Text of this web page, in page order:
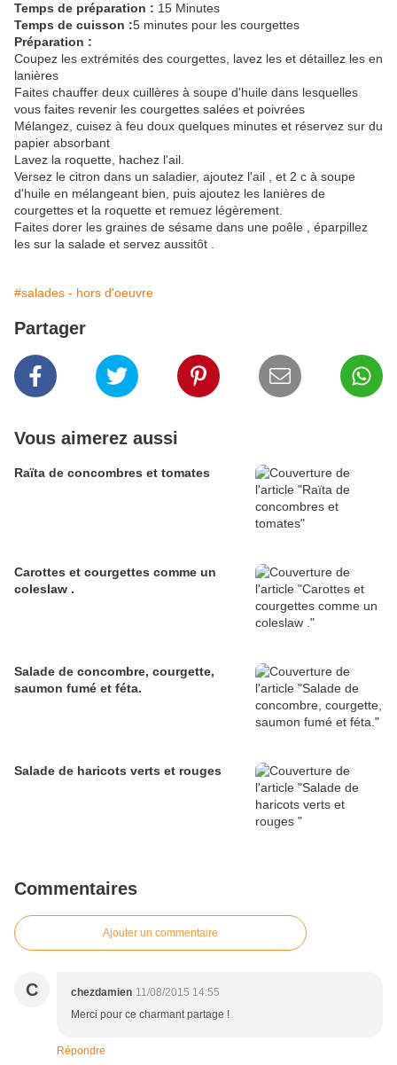
Temps de préparation : 15 Minutes
Temps de cuisson :5 minutes pour les courgettes
Préparation :
Coupez les extrémités des courgettes, lavez les et détaillez les en
lanières
Faites chauffer deux cuillères à soupe d'huile dans lesquelles
vous faites revenir les courgettes salées et poivrées
Mélangez, cuisez à feu doux quelques minutes et réservez sur du
papier absorbant
Lavez la roquette, hachez l'ail.
Versez le citron dans un saladier, ajoutez l'ail , et 2 c à soupe
d'huile en mélangeant bien, puis ajoutez les lanières de
courgettes et la roquette et remuez légèrement.
Faites dorer les graines de sésame dans une poêle , éparpillez
les sur la salade et servez aussitôt .
#salades - hors d'oeuvre
Partager
Vous aimerez aussi
Raïta de concombres et tomates
Carottes et courgettes comme un
coleslaw .
Salade de concombre, courgette,
saumon fumé et féta.
Salade de haricots verts et rouges
Commentaires
Ajouter un commentaire
C chezdamien 11/08/2015 14:55
Merci pour ce charmant partage !
Répondre